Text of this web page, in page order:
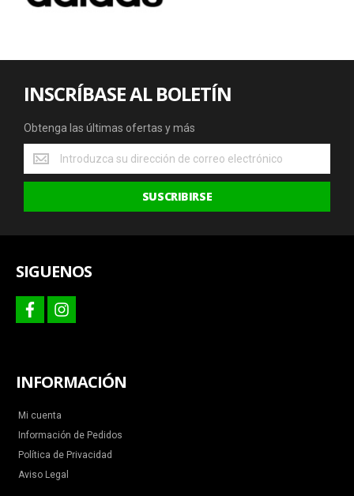
INSCRÍBASE AL BOLETÍN
Obtenga las últimas ofertas y más
Obtenga
las
últimas
y
SUSCRIBIRSE
SIGUENOS
facebookinstagram
INFORMACIÓN
Mi cuenta
Información de Pedidos
Política de Privacidad
Aviso Legal